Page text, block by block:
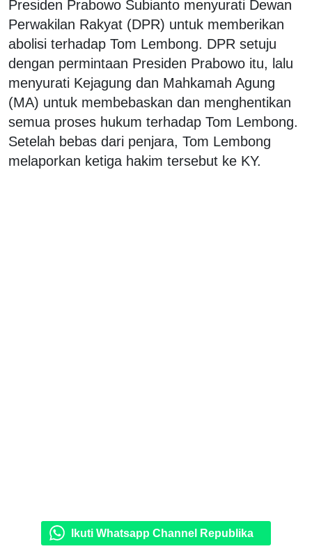
Presiden Prabowo Subianto menyurati Dewan
Perwakilan Rakyat (DPR) untuk memberikan
abolisi terhadap Tom Lembong. DPR setuju
dengan permintaan Presiden Prabowo itu, lalu
menyurati Kejagung dan Mahkamah Agung
(MA) untuk membebaskan dan menghentikan
semua proses hukum terhadap Tom Lembong.
Setelah bebas dari penjara, Tom Lembong
melaporkan ketiga hakim tersebut ke KY.
Ikuti Whatsapp Channel Republika